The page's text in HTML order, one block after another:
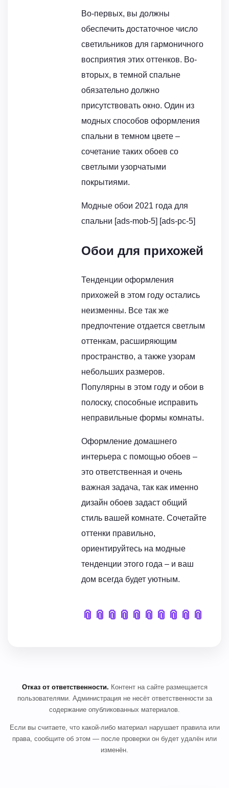
Во-первых, вы должны
обеспечить достаточное число
светильников для гармоничного
восприятия этих оттенков. Во-
вторых, в темной спальне
обязательно должно
присутствовать окно. Один из
модных способов оформления
спальни в темном цвете –
сочетание таких обоев со
светлыми узорчатыми
покрытиями.
Модные обои 2021 года для
спальни [ads-mob-5] [ads-pc-5]
Обои для прихожей
Тенденции оформления
прихожей в этом году остались
неизменны. Все так же
предпочтение отдается светлым
оттенкам, расширяющим
пространство, а также узорам
небольших размеров.
Популярны в этом году и обои в
полоску, способные исправить
неправильные формы комнаты.
Оформление домашнего
интерьера с помощью обоев –
это ответственная и очень
важная задача, так как именно
дизайн обоев задаст общий
стиль вашей комнате. Сочетайте
оттенки правильно,
ориентируйтесь на модные
тенденции этого года – и ваш
дом всегда будет уютным.
📎 📎 📎 📎 📎 📎 📎 📎 📎 📎
Отказ от ответственности. Контент на сайте размещается
пользователями. Администрация не несёт ответственности за
содержание опубликованных материалов.
Если вы считаете, что какой-либо материал нарушает правила или
права, сообщите об этом — после проверки он будет удалён или
изменён.